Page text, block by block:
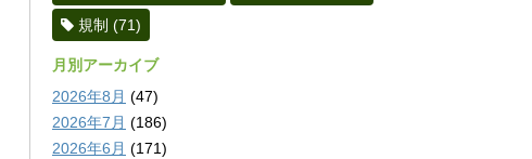
規制 (71)
月別アーカイブ
2026年8月 (47)
2026年7月 (186)
2026年6月 (171)